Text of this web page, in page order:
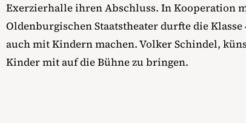
Exerzierhalle ihren Abschluss. In Kooperation
Oldenburgischen Staatstheater durfte die
auch mit Kindern machen. Volker Schindel,
Kinder mit auf die Bühne zu bringen.